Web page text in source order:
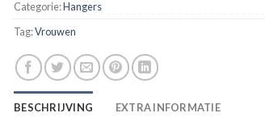
Categorie:Hangers
Tag:Vrouwen
BESCHRIJVING EXTRA INFORMATIE